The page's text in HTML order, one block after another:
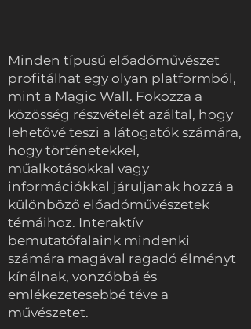
Minden típusú előadóművészet
profitálhat egy olyan platformból,
mint a Magic Wall. Fokozza a
közösség részvételét azáltal, hogy
lehetővé teszi a látogatók számára,
hogy történetekkel,
műalkotásokkal vagy
információkkal járuljanak hozzá a
különböző előadóművészetek
témáihoz. Interaktív
bemutatófalaink mindenki
számára magával ragadó élményt
kínálnak, vonzóbbá és
emlékezetesebbé téve a
művészetet.